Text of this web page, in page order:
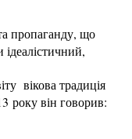
пропаганду, що
вікова традиція
року він говорив: